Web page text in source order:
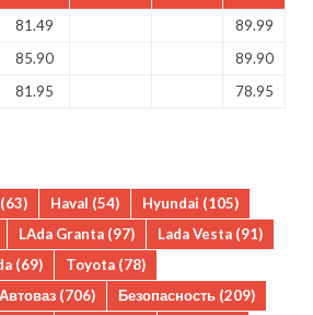
81.49
89.99
85.90
89.90
81.95 78.95
(63) Haval (54) Hyundai (105)
LAda Granta (97) Lada Vesta (91)
(69) Toyota (78)
Автоваз (706) Безопасность (209)